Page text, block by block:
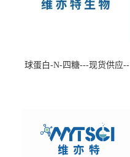
球蛋白-N-四糖---现货供应--